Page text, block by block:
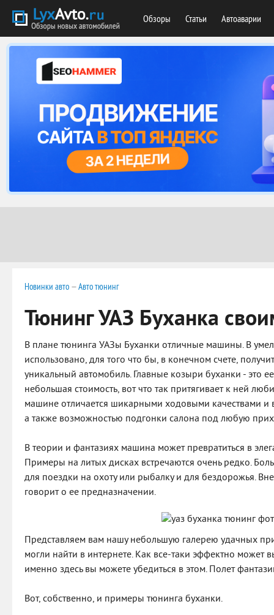
Обзоры Статьи Автоаварии
Новинки авто —Авто тюнинг
Тюнинг УАЗ Буханка
В плане тюнинга УАЗы Буханки отличные машины. В
использовано, для того что бы, в конечном счете,
уникальный автомобиль. Главные козыри буханки - это
небольшая стоимость, вот что так притягивает к ней
машине отличается шикарными ходовыми качествами
а также возможностью подгонки салона под любую
В теории и фантазиях машина может превратиться в
Примеры на литых дисках встречаются очень редко.
для поездки на охоту или рыбалку и для бездорожья.
говорит о ее предназначении.
Представляем вам нашу небольшую галерею удачных
могли найти в интернете. Как все-таки эффектно может
именно здесь вы можете убедиться в этом. Полет
Вот, собственно, и примеры тюнинга буханки.